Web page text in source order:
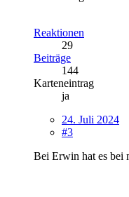
Reaktionen
29
Beiträge
144
Karteneintrag
ja
24. Juli 2024
#3
Bei Erwin hat es bei